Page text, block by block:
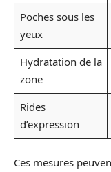
Poches sous les
yeux
Hydratation de la
zone
Rides
d’expression
Ces mesures